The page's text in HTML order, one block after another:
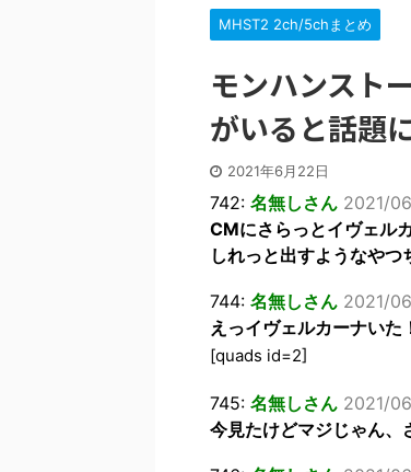
MHST2 2ch/5chまとめ
モンハンスト
がいると話題
2021年6月22日
742: 名無しさん 2021/
CMにさらっとイヴェル
しれっと出すようなやつ
744: 名無しさん 2021/
えっイヴェルカーナいた
[quads id=2]
745: 名無しさん 2021/
今見たけどマジじゃん、